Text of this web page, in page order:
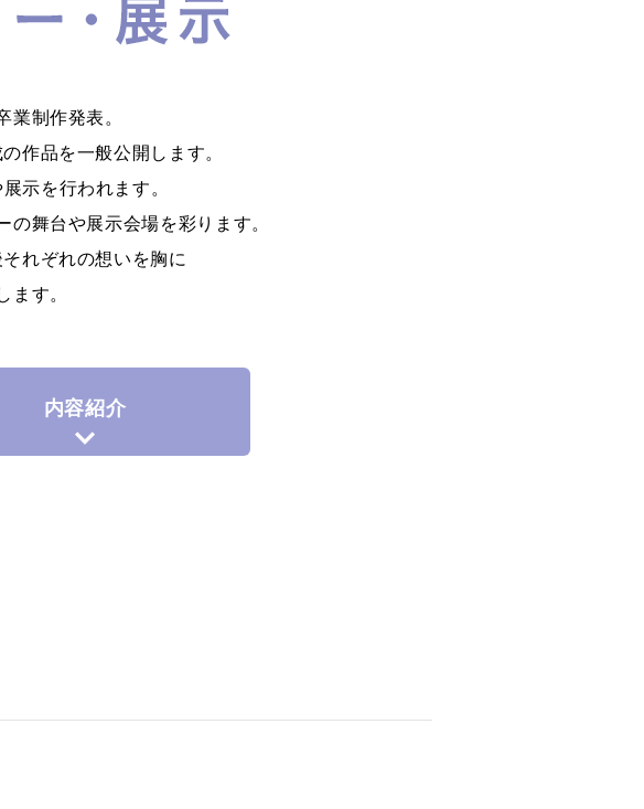
業制作発表。
作品を一般公開します。
示を行われます。
舞台や展示会場を彩ります。
れぞれの想いを胸に
ます。
内容紹介